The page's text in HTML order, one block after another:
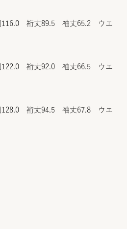
裄丈89.5 袖丈65.2 ウエ
裄丈92.0 袖丈66.5 ウエ
裄丈94.5 袖丈67.8 ウエ